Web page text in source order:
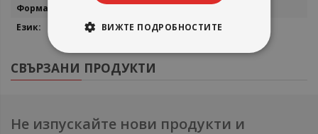
12 х 19 см.
Български
СВЪРЗАНИ ПРОДУКТИ
Не изпускайте нови продукти и
ВИЖТЕ ПОДРОБНОСТИТЕ